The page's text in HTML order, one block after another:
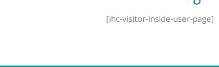
[ihc-visitor-inside-user-page]